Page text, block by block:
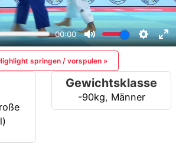
springen / vorspulen »
Gewichtsklasse
-90kg, Männer